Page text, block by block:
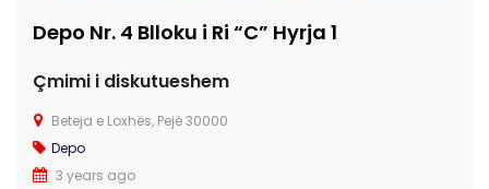
Depo Nr. 4 Blloku i Ri “C” Hyrja 1
Çmimi i diskutueshem
Beteja e Loxhës, Pejë 30000
Depo
3 years ago